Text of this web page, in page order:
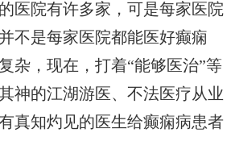
医院有许多家，可是每家医院
不是每家医院都能医好癫痫
杂，现在，打着“能够医治”等
神的江湖游医、不法医疗从业
真知灼见的医生给癫痫病患者